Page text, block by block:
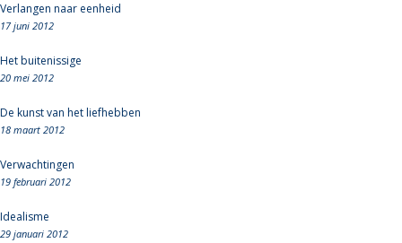
Verlangen naar eenheid
17 juni 2012
Het buitenissige
20 mei 2012
De kunst van het liefhebben
18 maart 2012
Verwachtingen
19 februari 2012
Idealisme
29 januari 2012